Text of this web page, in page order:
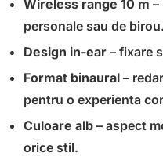
Wireless range 10 m –
personale sau de birou.
Design in-ear – fixare
Format binaural –
pentru o experienta
Culoare alb – aspect
orice stil.